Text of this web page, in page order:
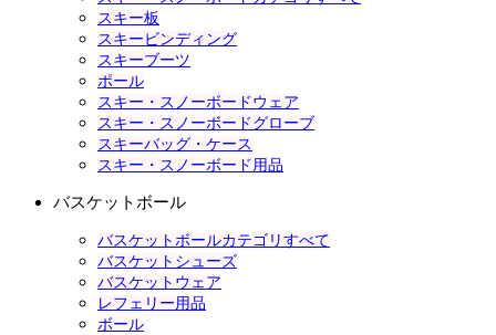
スキー板
スキービンディング
スキーブーツ
ポール
スキー・スノーボードウェア
スキー・スノーボードグローブ
スキーバッグ・ケース
スキー・スノーボード用品
バスケットボール
バスケットボールカテゴリすべて
バスケットシューズ
バスケットウェア
レフェリー用品
ボール